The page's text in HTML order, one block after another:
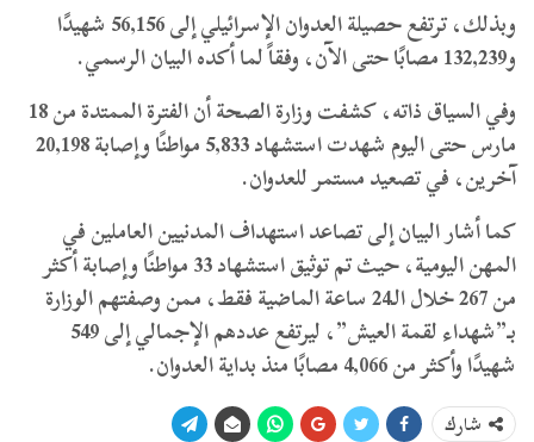
وبذلك، ترتفع حصيلة العدوان الإسرائيلي إلى 56,156 شهيدًا
و132,239 مصابًا حتى الآن، وفقاً لما أكده البيان الرسمي.
وفي السياق ذاته، كشفت وزارة الصحة أن الفترة الممتدة من 18
مارس حتى اليوم شهدت استشهاد 5,833 مواطنًا وإصابة 20,198
آخرين، في تصعيد مستمر للعدوان.
كما أشار البيان إلى تصاعد استهداف المدنيين العاملين في
المهن اليومية، حيث تم توثيق استشهاد 33 مواطنًا وإصابة أكثر
من 267 خلال الـ24 ساعة الماضية فقط، ممن وصفتهم الوزارة
بـ”شهداء لقمة العيش”، ليرتفع عددهم الإجمالي إلى 549
شهيدًا وأكثر من 4,066 مصابًا منذ بداية العدوان.
شارك